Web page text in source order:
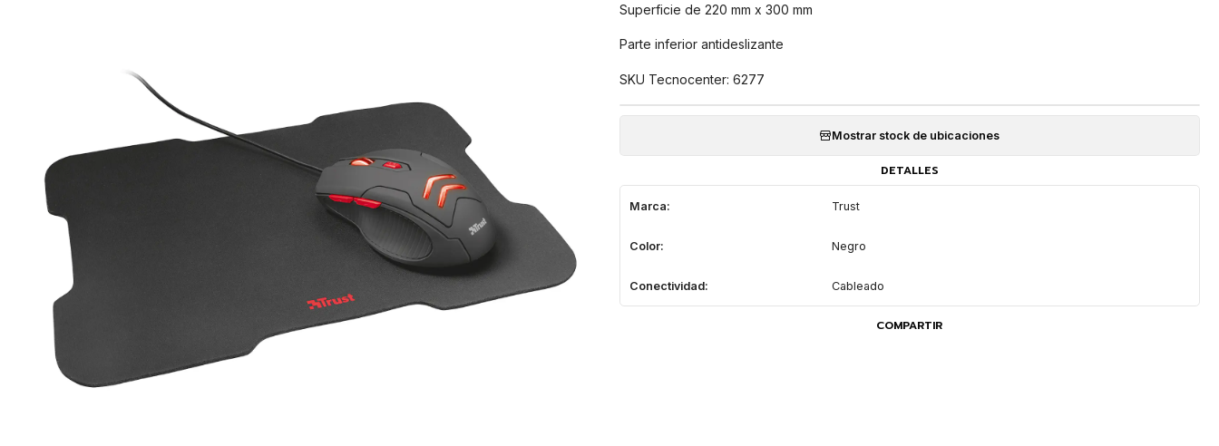
Superficie de 220 mm x 300 mm
Parte inferior antideslizante
SKU Tecnocenter: 6277
Mostrar stock de ubicaciones
DETALLES
Marca: Trust
Color: Negro
Conectividad: Cableado
COMPARTIR